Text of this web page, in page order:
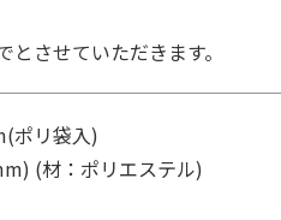
させていただきます。
ポリ袋入)
(材：ポリエステル)